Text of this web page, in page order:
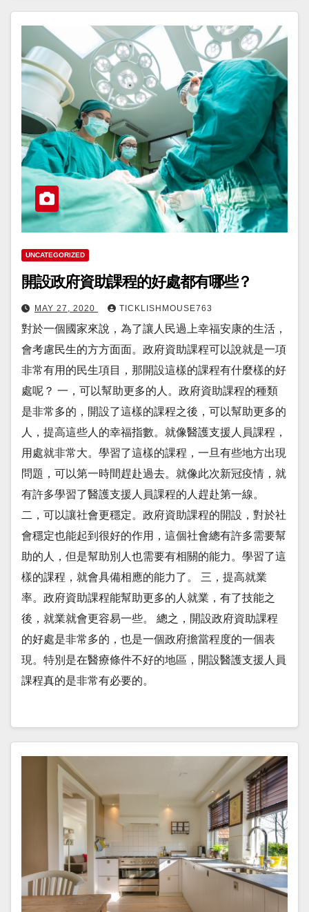
UNCATEGORIZED
開設政府資助課程的好處都有哪些？
MAY 27, 2020 TICKLISHMOUSE763
對於一個國家來說，為了讓人民過上幸福安康的生活，
會考慮民生的方方面面。政府資助課程可以說就是一項
非常有用的民生項目，那開設這樣的課程有什麼樣的好
處呢？ 一，可以幫助更多的人。政府資助課程的種類
是非常多的，開設了這樣的課程之後，可以幫助更多的
人，提高這些人的幸福指數。就像醫護支援人員課程，
用處就非常大。學習了這樣的課程，一旦有些地方出現
問題，可以第一時間趕赴過去。就像此次新冠疫情，就
有許多學習了醫護支援人員課程的人趕赴第一線。
二，可以讓社會更穩定。政府資助課程的開設，對於社
會穩定也能起到很好的作用，這個社會總有許多需要幫
助的人，但是幫助別人也需要有相關的能力。學習了這
樣的課程，就會具備相應的能力了。 三，提高就業
率。政府資助課程能幫助更多的人就業，有了技能之
後，就業就會更容易一些。 總之，開設政府資助課程
的好處是非常多的，也是一個政府擔當程度的一個表
現。特別是在醫療條件不好的地區，開設醫護支援人員
課程真的是非常有必要的。